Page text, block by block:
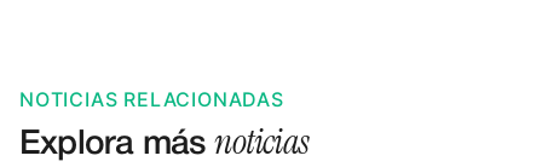
NOTICIAS RELACIONADAS
Explora másnoticias